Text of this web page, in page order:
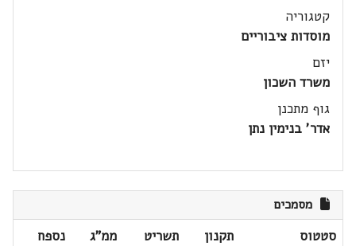
קטגוריה
מוסדות ציבוריים
יזם
משרד השכון
גוף מתכנן
אדר' בנימין נתן
מסמכים
סטטוס תקנון תשריט ממ"ג
נספח